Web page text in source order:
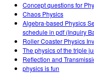
Concept questions for
Chaos Physics
Algebra-based Physics
schedule in pdf (Inquiry
Roller Coaster Physics
The physics of the triple
Reflection and
physics is fun